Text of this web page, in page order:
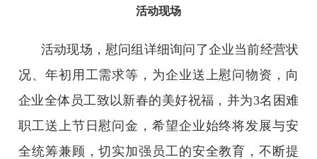
活动现场
活动现场，慰问组 详细询问了企业当前经营状
况、年初用工需求等， 为企业送上慰问物资，向
企业全体员工致以新春的美好祝福，并为3名困难
职工送上节日慰问金，希望企业始终将发展与安
全统筹兼顾，切实加强员工的安全教育，不断提